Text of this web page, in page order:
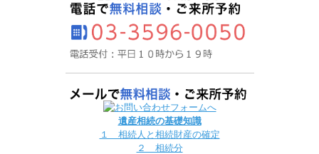
遺産相続の基礎知識
１ 相続人と相続財産の確定
２ 相続分